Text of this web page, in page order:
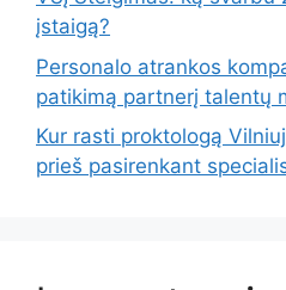
įstaigą?
Personalo atrankos
patikimą partnerį talentų
Kur rasti proktologą
prieš pasirenkant